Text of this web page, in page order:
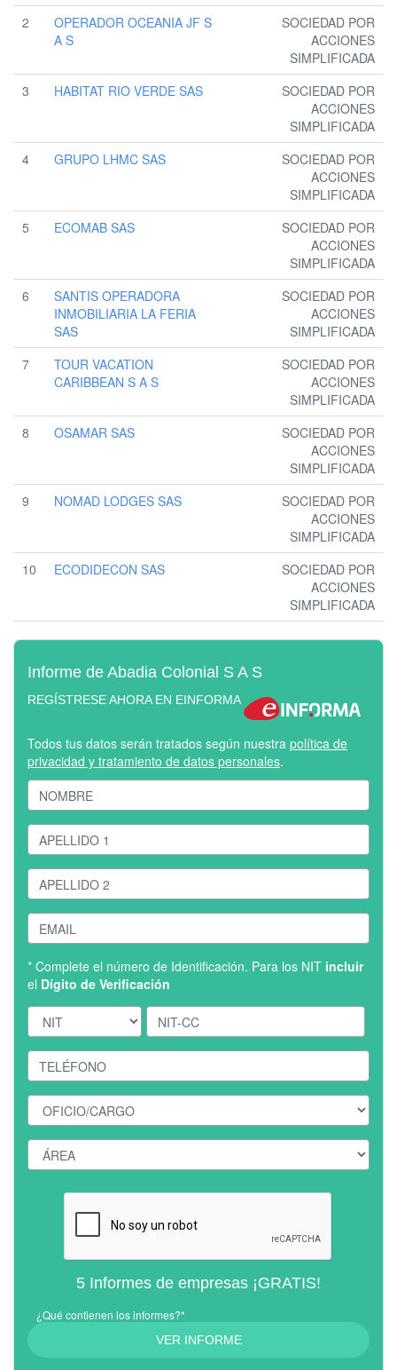
2
OPERADOR OCEANIA JF S
A S
SOCIEDAD POR
ACCIONES
SIMPLIFICADA
3
HABITAT RIO VERDE SAS
SOCIEDAD POR
ACCIONES
SIMPLIFICADA
4
GRUPO LHMC SAS
SOCIEDAD POR
ACCIONES
SIMPLIFICADA
5
ECOMAB SAS
SOCIEDAD POR
ACCIONES
SIMPLIFICADA
6
SANTIS OPERADORA
INMOBILIARIA LA FERIA
SAS
SOCIEDAD POR
ACCIONES
SIMPLIFICADA
7
TOUR VACATION
CARIBBEAN S A S
SOCIEDAD POR
ACCIONES
SIMPLIFICADA
8
OSAMAR SAS
SOCIEDAD POR
ACCIONES
SIMPLIFICADA
9
NOMAD LODGES SAS
SOCIEDAD POR
ACCIONES
SIMPLIFICADA
10
ECODIDECON SAS
SOCIEDAD POR
ACCIONES
SIMPLIFICADA
Informe de Abadia Colonial S A S
REGÍSTRESE AHORA EN EINFORMA
Todos tus datos serán tratados según nuestra política de
privacidad y tratamiento de datos personales.
* Complete el número de Identificación. Para los NIT incluir
el Dígito de Verificación
5 Informes de empresas ¡GRATIS!
¿Qué contienen los informes?*
VER INFORME